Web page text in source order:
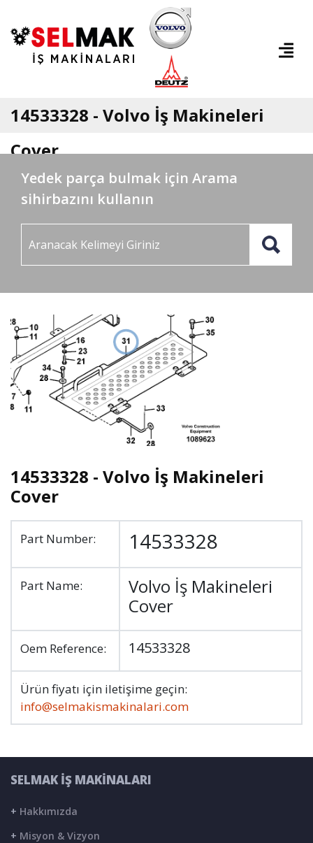
14533328 - Volvo İş Makineleri
Cover
Yedek parça bulmak için Arama
sihirbazını kullanın
14533328 - Volvo İş Makineleri
Cover
Part Number: 14533328
Part Name:
Volvo İş Makineleri
Cover
Oem Reference: 14533328
Ürün fiyatı için iletişime geçin:
info@selmakismakinalari.com
SELMAK İŞ MAKİNALARI
+ Hakkımızda
+ Misyon & Vizyon